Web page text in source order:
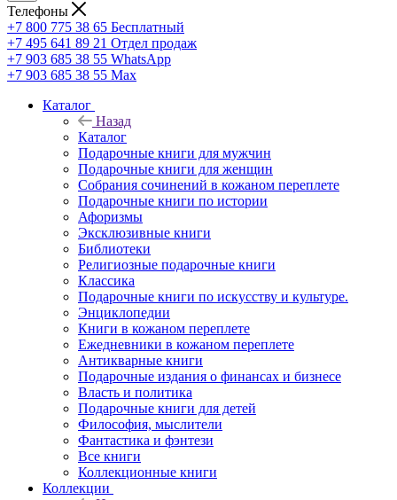
Телефоны
+7 800 775 38 65 Бесплатный
+7 495 641 89 21 Отдел продаж
+7 903 685 38 55 WhatsApp
+7 903 685 38 55 Max
Каталог
Назад
Каталог
Подарочные книги для мужчин
Подарочные книги для женщин
Собрания сочинений в кожаном переплете
Подарочные книги по истории
Афоризмы
Эксклюзивные книги
Библиотеки
Религиозные подарочные книги
Классика
Подарочные книги по искусству и культуре.
Энциклопедии
Книги в кожаном переплете
Ежедневники в кожаном переплете
Антикварные книги
Подарочные издания о финансах и бизнесе
Власть и политика
Подарочные книги для детей
Философия, мыслители
Фантастика и фэнтези
Все книги
Коллекционные книги
Коллекции